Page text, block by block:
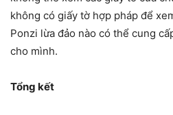
không có giấy tờ hợp pháp để
Ponzi lừa đảo nào có thể cung
cho mình.
Tổng kết